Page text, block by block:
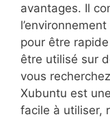
avantages. Il
pour être
être utilisé sur
vous
Xubuntu est
facile à utiliser,